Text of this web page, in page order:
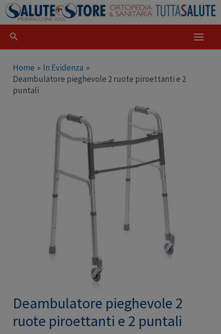
Home
In Evidenza
Deambulatore pieghevole 2 ruote piroettanti e 2
puntali
Deambulatore pieghevole 2
ruote piroettanti e 2 puntali